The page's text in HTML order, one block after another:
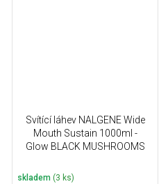
Svítící láhev NALGENE Wide
Mouth Sustain 1000ml -
Glow BLACK MUSHROOMS
skladem (3 ks)